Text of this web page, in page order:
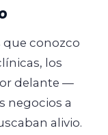
que conozco
los
delante —
negocios a
alivio.